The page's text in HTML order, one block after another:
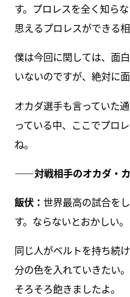
す。プロレスを全く知ら
思えるプロレスができる相
僕は今回に関しては、面
いないのですが、絶対に
オカダ選手も言っていた
っている中、ここでプロ
ね。
――対戦相手のオカダ・
飯伏： 世界最高の試合を
す。ならないとおかしい。
同じ人がベルトを持ち続
分の色を入れていきたい
そろそろ飽きましたよ。